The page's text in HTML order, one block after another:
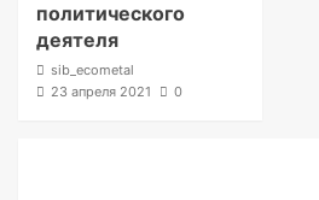
политического
деятеля
sib_ecometal
23 апреля 2021
0